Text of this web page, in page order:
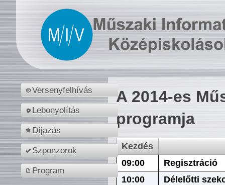
Versenyfelhívás
Lebonyolítás
Díjazás
Szponzorok
Program
A 2014-es
programja
Kezdés
09:00
Regisztráció
10:00
Délelőtti